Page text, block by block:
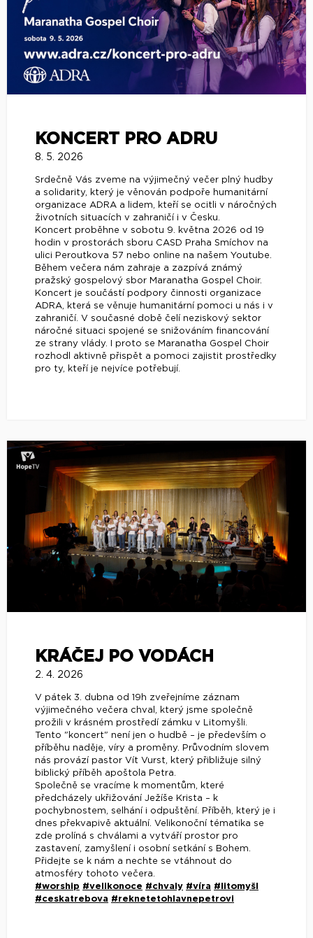
KONCERT PRO ADRU
8. 5. 2026
Srdečně Vás zveme na výjimečný večer plný hudby
a solidarity, který je věnován podpoře humanitární
organizace ADRA a lidem, kteří se ocitli v náročných
životních situacích v zahraničí i v Česku.
Koncert proběhne v sobotu 9. května 2026 od 19
hodin v prostorách sboru CASD Praha Smíchov na
ulici Peroutkova 57 nebo online na našem Youtube.
Během večera nám zahraje a zazpívá známý
pražský gospelový sbor Maranatha Gospel Choir.
Koncert je součástí podpory činnosti organizace
ADRA, která se věnuje humanitární pomoci u nás i v
zahraničí. V současné době čelí neziskový sektor
náročné situaci spojené se snižováním financování
ze strany vlády. I proto se Maranatha Gospel Choir
rozhodl aktivně přispět a pomoci zajistit prostředky
pro ty, kteří je nejvíce potřebují.
KRÁČEJ PO VODÁCH
2. 4. 2026
V pátek 3. dubna od 19h zveřejníme záznam
výjimečného večera chval, který jsme společně
prožili v krásném prostředí zámku v Litomyšli.
Tento "koncert" není jen o hudbě – je především o
příběhu naděje, víry a proměny. Průvodním slovem
nás provází pastor Vít Vurst, který přibližuje silný
biblický příběh apoštola Petra.
Společně se vracíme k momentům, které
předcházely ukřižování Ježíše Krista – k
pochybnostem, selhání i odpuštění. Příběh, který je i
dnes překvapivě aktuální. Velikonoční tématika se
zde prolíná s chválami a vytváří prostor pro
zastavení, zamyšlení i osobní setkání s Bohem.
Přidejte se k nám a nechte se vtáhnout do
atmosféry tohoto večera.
#worship #velikonoce #chvaly #víra #litomyšl
#ceskatrebova #reknetetohlavnepetrovi